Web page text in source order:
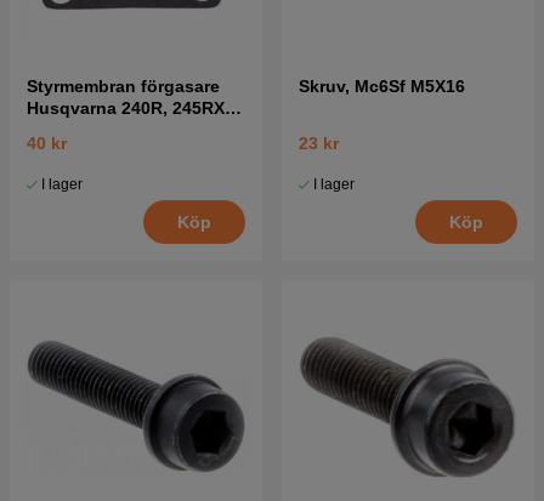
Styrmembran förgasare
Husqvarna 240R, 245RX,
40 kr
I lager
Köp
Skruv, Mc6Sf M5X16
23 kr
I lager
Köp